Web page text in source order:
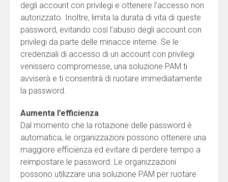
degli account con privilegi e ottenere l’accesso non
autorizzato. Inoltre, limita la durata di vita di queste
password, evitando così l’abuso degli account con
privilegi da parte delle minacce interne. Se le
credenziali di accesso di un account con privilegi
venissero compromesse, una soluzione PAM ti
avviserà e ti consentirà di ruotare immediatamente
la password.
Aumenta l’efficienza
Dal momento che la rotazione delle password è
automatica, le organizzazioni possono ottenere una
maggiore efficienza ed evitare di perdere tempo a
reimpostare le password. Le organizzazioni
possono utilizzare una soluzione PAM per ruotare